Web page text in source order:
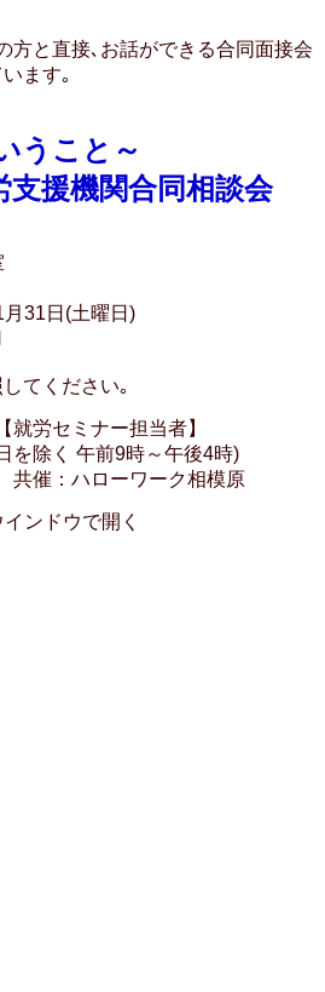
と直接､お話ができる合同面接会
ます｡
うこと～
援機関合同相談会
31日(土曜日)
てください｡
労セミナー担当者】
除く 午前9時～午後4時)
催：ハローワーク相模原
インドウで開く